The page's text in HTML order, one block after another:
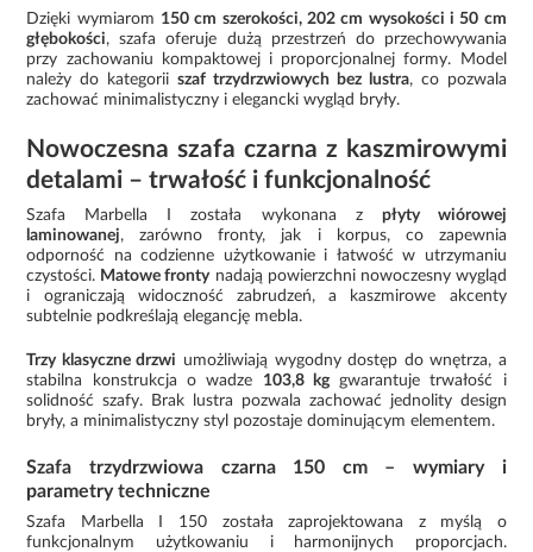
Dzięki wymiarom 150 cm szerokości, 202 cm wysokości i 50 cm
głębokości, szafa oferuje dużą przestrzeń do przechowywania
przy zachowaniu kompaktowej i proporcjonalnej formy. Model
należy do kategoriiszaf trzydrzwiowych bez lustra, co pozwala
zachować minimalistyczny i elegancki wygląd bryły.
Nowoczesna szafa czarna z kaszmirowymi
detalami – trwałość i funkcjonalność
Szafa Marbella I została wykonana z płyty wiórowej
laminowanej, zarówno fronty, jak i korpus, co zapewnia
odporność na codzienne użytkowanie i łatwość w utrzymaniu
czystości. Matowe fronty nadają powierzchni nowoczesny wygląd
i ograniczają widoczność zabrudzeń, a kaszmirowe akcenty
subtelnie podkreślają elegancję mebla.
Trzy klasyczne drzwi umożliwiają wygodny dostęp do wnętrza, a
stabilna konstrukcja o wadze
103,8 kggwarantuje trwałość i
solidność szafy. Brak lustra pozwala zachować jednolity design
bryły, a minimalistyczny styl pozostaje dominującym elementem.
Szafa trzydrzwiowa czarna 150 cm – wymiary i
parametry techniczne
Szafa Marbella I 150 została zaprojektowana z myślą o
funkcjonalnym użytkowaniu i harmonijnych proporcjach.